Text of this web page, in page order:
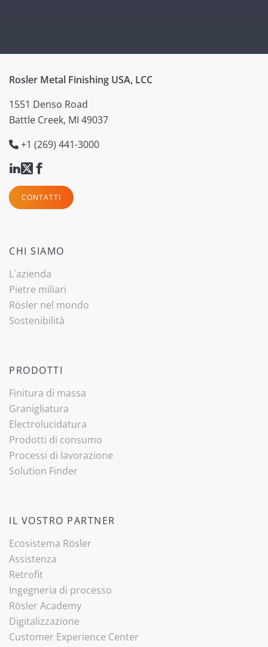
Rosler Metal Finishing USA, LCC
1551 Denso Road
Battle Creek, MI 49037
+1 (269) 441-3000
CONTATTI
CHI SIAMO
L´azienda
Pietre miliari
Rösler nel mondo
Sostenibilità
PRODOTTI
Finitura di massa
Granigliatura
Electrolucidatura
Prodotti di consumo
Processi di lavorazione
Solution Finder
IL VOSTRO PARTNER
Ecosistema Rösler
Assistenza
Retrofit
Ingegneria di processo
Rösler Academy
Digitalizzazione
Customer Experience Center